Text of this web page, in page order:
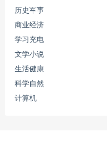
历史军事
商业经济
学习充电
文学小说
生活健康
科学自然
计算机